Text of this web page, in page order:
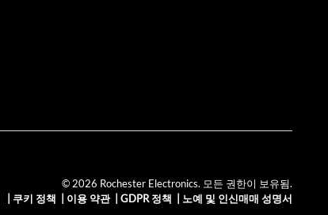
© 2026 Rochester Electronics. 모든 권한이 보유됨.
쿠키 정책 이용 약관| GDPR 정책 노예 및 인신매매 성명서